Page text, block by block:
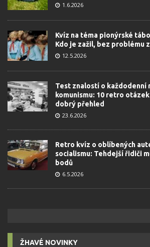
1.6.2026
Kvíz na téma pionýrské
Kdo je zažil, bez problému
12.5.2026
Test znalostí o každodenní
komunismu: 10 retro
dobrý přehled
23.6.2026
Retro kvíz o oblíbených
socialismu: Tehdejší řidiči
bodů
6.5.2026
ŽHAVÉ NOVINKY